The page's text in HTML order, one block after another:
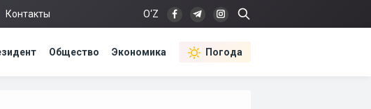
Контакты O‘Z
Общество Экономика Погода